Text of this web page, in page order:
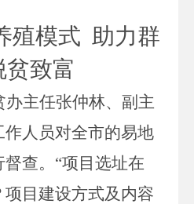
殖模式 助力群
贫致富
办主任张仲林、 副主
人员对全市的易地
督查。“项目选址在
项目建设方式及内容